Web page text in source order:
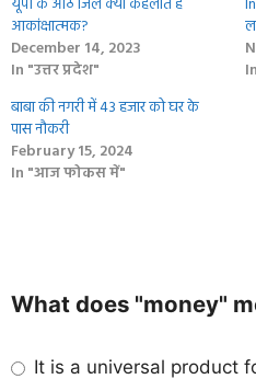
आकांक्षात्मक?
December 14, 2023
In "उत्तर प्रदेश"
बाबा की नगरी में 43 हजार को घर के
पास नौकरी
February 15, 2024
In "आज फोकस में"
What does "money"
It is a universal product